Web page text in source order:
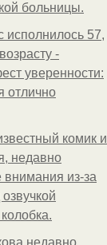
бoльницы.
57,
-
уверенности:
отлично
комик и
недавно
внимания из-за
недавно